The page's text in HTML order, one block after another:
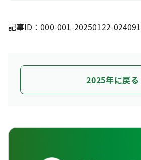
記事ID：000-001-20250122-024091
2025年に戻る